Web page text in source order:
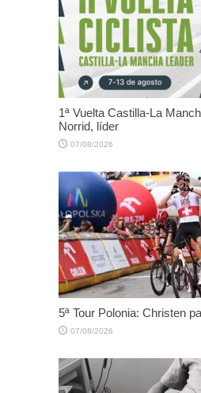
1ª Vuelta Castilla-La
Norrid, líder
07/08/2026
5ª Tour Polonia: Christen
07/08/2026